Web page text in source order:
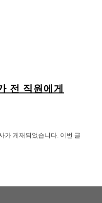
전 직원에게
가 게재되었습니다. 이번 글